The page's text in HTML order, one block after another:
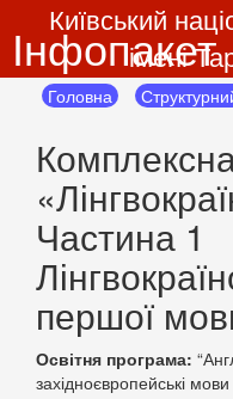
Інфопакет
Київський
імені
Головна
Частина 1
першої
Освітня програма:
західноєвропейські мови